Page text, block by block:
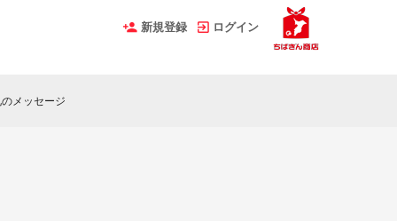
新規登録 ログイン
メッセージ